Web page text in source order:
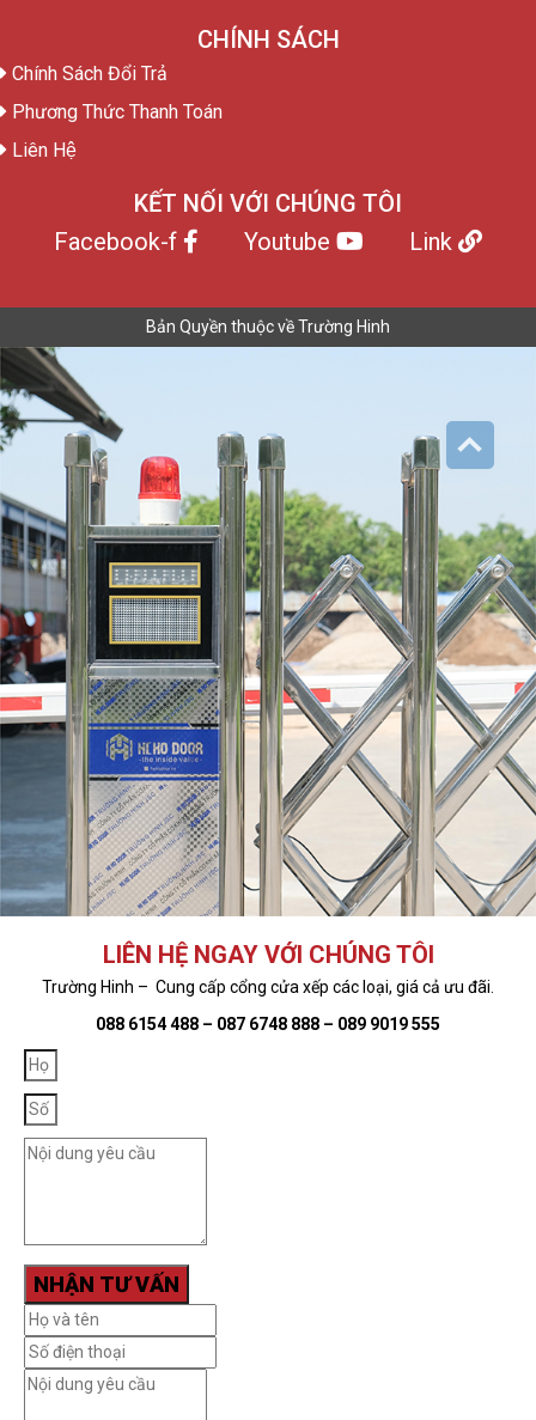
CHÍNH SÁCH
Chính Sách Đổi Trả
Phương Thức Thanh Toán
Liên Hệ
KẾT NỐI VỚI CHÚNG TÔI
Facebook-f
Youtube Link
Bản Quyền thuộc về Trường Hinh
LIÊN HỆ NGAY VỚI CHÚNG TÔI
Trường Hinh – Cung cấp cổng cửa xếp các loại, giá cả ưu đãi.
088 6154 488 – 087 6748 888 – 089 9019 555
NHẬN TƯ VẤN